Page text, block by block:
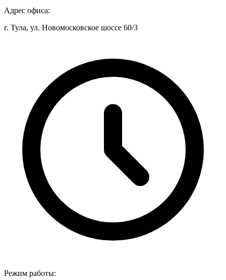
Адрес офиса:
г. Тула, ул. Новомосковское шоссе 60/3
Режим работы: